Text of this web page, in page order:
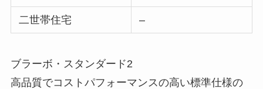
二世帯住宅 –
ブラーボ・スタンダード2
高品質でコストパフォーマンスの高い標準仕様の